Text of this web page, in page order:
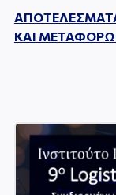
ΑΠΟΤΕΛΕΣΜΑΤΑ
ΚΑΙ